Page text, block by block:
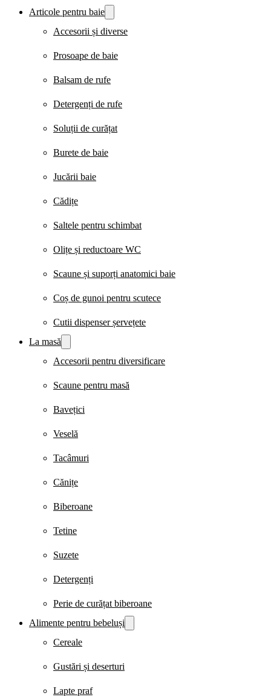
Articole pentru baie
Accesorii și diverse
Prosoape de baie
Balsam de rufe
Detergenți de rufe
Soluții de curățat
Burete de baie
Jucării baie
Cădițe
Saltele pentru schimbat
Olițe și reductoare WC
Scaune și suporți anatomici baie
Coș de gunoi pentru scutece
Cutii dispenser șervețete
La masă
Accesorii pentru diversificare
Scaune pentru masă
Bavețici
Veselă
Tacâmuri
Cănițe
Biberoane
Tetine
Suzete
Detergenți
Perie de curățat biberoane
Alimente pentru bebeluși
Cereale
Gustări și deserturi
Lapte praf